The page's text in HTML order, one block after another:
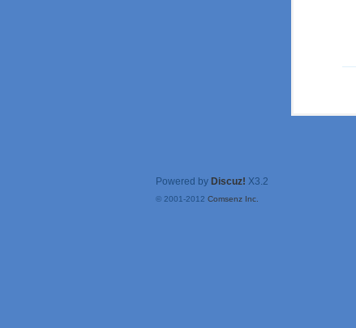
Powered by Discuz! X3.2
© 2001-2012 Comsenz Inc.